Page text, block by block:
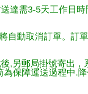
達需3-5天工作日
自動取消訂單。訂
,另郵局掛號寄出
保障運送過程中.